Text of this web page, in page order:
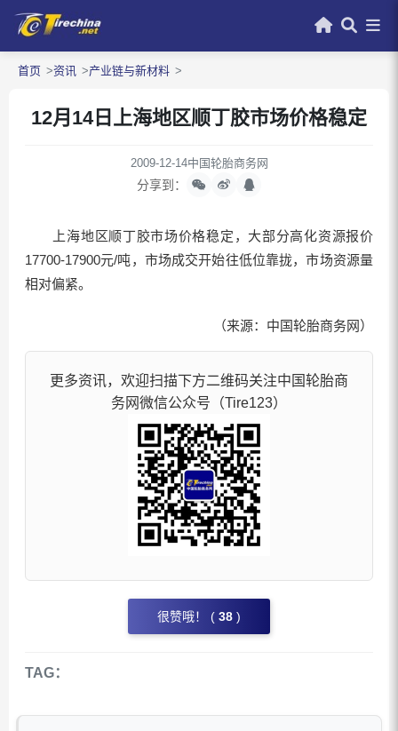
首页 资讯 产业链与新材料
12月14日上海地区顺丁胶市场价格稳定
2009-12-14中国轮胎商务网
分享到：
上海地区顺丁胶市场价格稳定，大部分高化资源报价
17700-17900元/吨，市场成交开始往低位靠拢，市场资源量
相对偏紧。
（来源：中国轮胎商务网）
更多资讯，欢迎扫描下方二维码关注中国轮胎商
务网微信公众号（Tire123）
很赞哦！ ( 38 )
TAG：